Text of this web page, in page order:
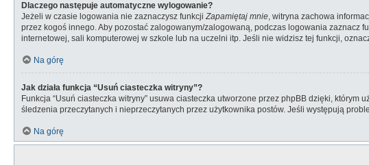
Dlaczego następuje automatyczne wylogowanie?
Jeżeli w czasie logowania nie zaznaczysz funkcjiZapamiętaj mnie, witryna zachowa
przez kogoś innego. Aby pozostać zalogowanym/zalogowaną, podczas logowania zaznacz
internetowej, sali komputerowej w szkole lub na uczelni itp. Jeśli nie widzisz tej funkcji,
Na górę
Jak działa funkcja “Usuń ciasteczka witryny”?
Funkcja “Usuń ciasteczka witryny” usuwa ciasteczka utworzone przez phpBB dzięki,
śledzenia przeczytanych i nieprzeczytanych przez użytkownika postów. Jeśli występują
Na górę